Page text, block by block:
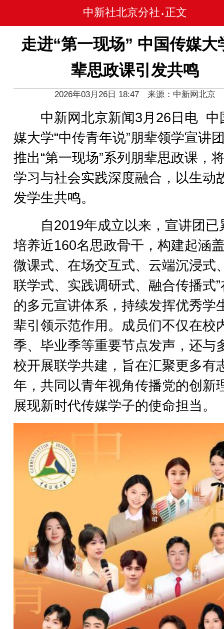
中新社北京分社 • 正文
走进“第一现场” 中国传媒大
辈思政课引发共鸣
2026年03月26日 18:47 来源：中新网北京
中新网北京新闻3月26日电 中
媒大学“中传青年说”朋辈领学宣讲
推出“第一现场”系列朋辈思政课，
学习与社会实践深度融合，以生动
发学生共鸣。
自2019年成立以来，宣讲团已
培养近160名思政骨干，构建起涵
微课式、在场交互式、云端沉浸式
联学式、实践调研式、融合传播式
的多元宣讲体系，持续发挥优秀学
辈引领示范作用。成员们不仅在校
季、毕业季等重要节点发声，还与
校开展联学共建，旨在汇聚更多有
年，共同以青年视角传播党的创新
展现新时代传媒学子的使命担当。